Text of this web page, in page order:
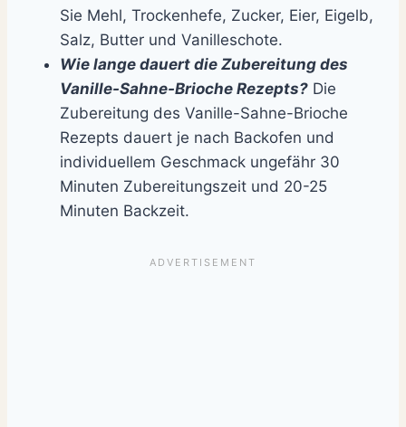
Sie Mehl, Trockenhefe, Zucker, Eier, Eigelb,
Salz, Butter und Vanilleschote.
Wie lange dauert die Zubereitung des
Vanille-Sahne-Brioche Rezepts? Die
Zubereitung des Vanille-Sahne-Brioche
Rezepts dauert je nach Backofen und
individuellem Geschmack ungefähr 30
Minuten Zubereitungszeit und 20-25
Minuten Backzeit.